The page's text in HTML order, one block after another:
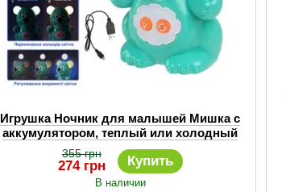
Игрушка Ночник для малышей Мишка с
аккумулятором, теплый или холодный
свет, яркость
355 грн
274 грн Купить
В наличии